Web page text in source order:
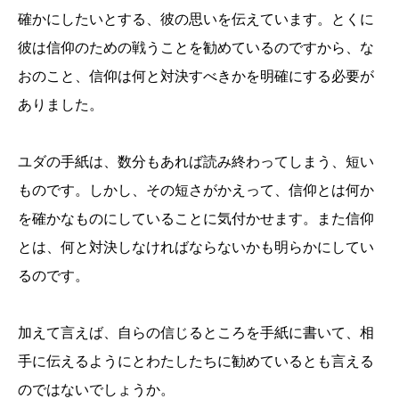
確かにしたいとする、彼の思いを伝えています。とくに
彼は信仰のための戦うことを勧めているのですから、な
おのこと、信仰は何と対決すべきかを明確にする必要が
ありました。
ユダの手紙は、数分もあれば読み終わってしまう、短い
ものです。しかし、その短さがかえって、信仰とは何か
を確かなものにしていることに気付かせます。また信仰
とは、何と対決しなければならないかも明らかにしてい
るのです。
加えて言えば、自らの信じるところを手紙に書いて、相
手に伝えるようにとわたしたちに勧めているとも言える
のではないでしょうか。